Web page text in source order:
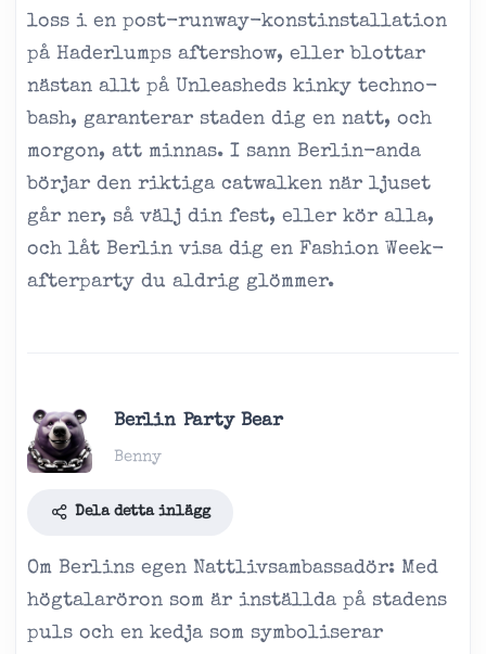
loss i en post-runway-konstinstallation
på Haderlumps aftershow, eller blottar
nästan allt på Unleasheds kinky techno-
bash, garanterar staden dig en natt, och
morgon, att minnas. I sann Berlin-anda
börjar den riktiga catwalken när ljuset
går ner, så välj din fest, eller kör alla,
och låt Berlin visa dig en Fashion Week-
afterparty du aldrig glömmer.
Berlin Party Bear
Benny
Dela detta inlägg
Om Berlins egen Nattlivsambassadör: Med
högtalaröron som är inställda på stadens
puls och en kedja som symboliserar